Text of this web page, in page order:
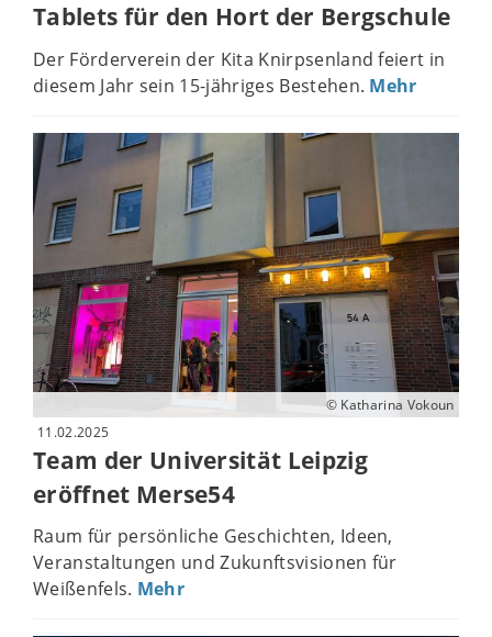
Tablets für den Hort der Bergschule
Der Förderverein der Kita Knirpsenland feiert in
diesem Jahr sein 15-jähriges Bestehen. Mehr
© Katharina Vokoun
11.02.2025
Team der Universität Leipzig
eröffnet Merse54
Raum für persönliche Geschichten, Ideen,
Veranstaltungen und Zukunftsvisionen für
Weißenfels. Mehr